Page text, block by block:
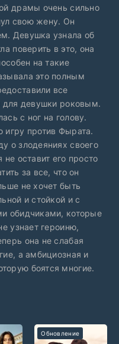
драмы очень сильно
свою жену. Он
Девушка узнала об
поверить в это, она
на такие
это полным
все
для девушки роковым.
с ног на голову.
игру против Фырата.
о злодеяниях своего
оставит его просто
за все, что он
не хочет быть
и стойкой и с
обидчиками, которые
узнает героиню,
она не слабая
а амбициозная и
боятся многие.
Обновление